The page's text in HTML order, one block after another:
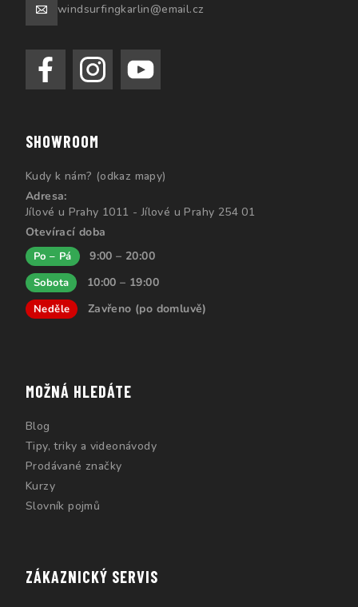
windsurfingkarlin@email.cz
SHOWROOM
Kudy k nám? (odkaz mapy)
Adresa:
Jílové u Prahy 1011 - Jílové u Prahy 254 01
Otevírací doba
Po – Pá 9:00 – 20:00
Sobota 10:00 – 19:00
Neděle Zavřeno (po domluvě)
MOŽNÁ HLEDÁTE
Blog
Tipy, triky a videonávody
Prodávané značky
Kurzy
Slovník pojmů
ZÁKAZNICKÝ SERVIS